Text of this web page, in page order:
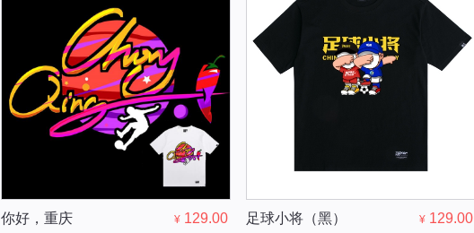
你好，重庆 ¥ 129.00 足球小将（黑） ¥ 129.00